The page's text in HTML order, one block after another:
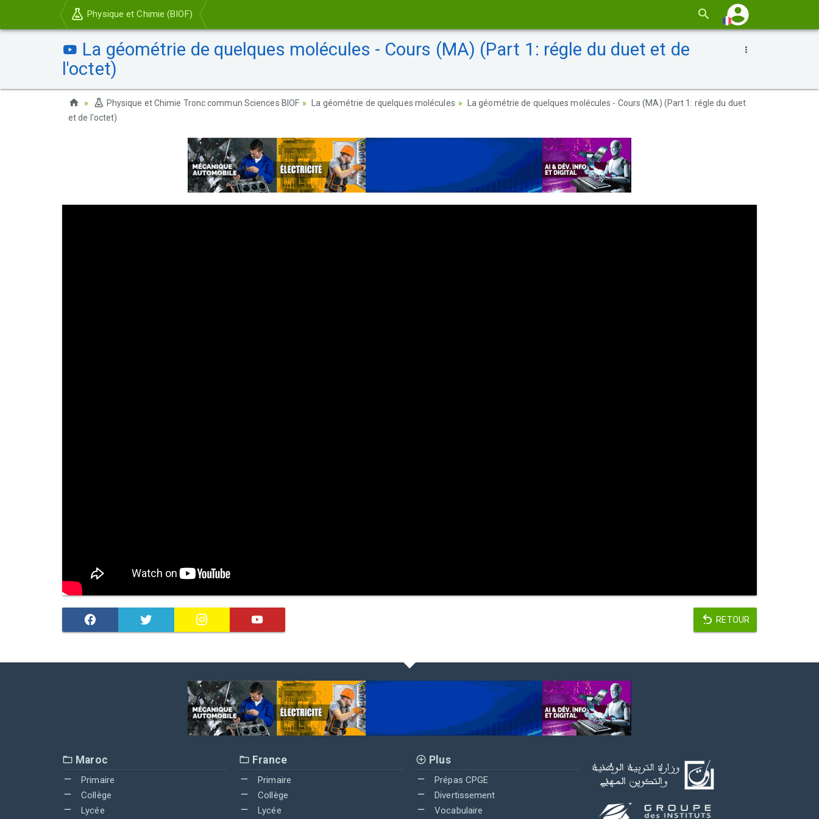
Physique et Chimie (BIOF)
La géométrie de quelques molécules - Cours (MA) (Part 1: régle du duet et de
l'octet)
Physique et Chimie Tronc commun Sciences BIOF La géométrie de quelques molécules
La géométrie de quelques molécules - Cours (MA) (Part 1: régle du duet
et de l'octet)
RETOUR
Maroc
Primaire
Collège
Lycée
France
Primaire
Collège
Lycée
Plus
Prépas CPGE
Divertissement
Vocabulaire